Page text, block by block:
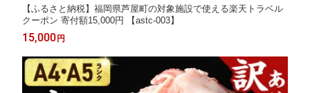
【ふるさと納税】福岡県芦屋町の対象施設で使える楽天トラベル
クーポン 寄付額15,000円 【astc-003】
15,000 円